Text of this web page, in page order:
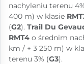
nachyleniu terenu
400 m) w klasie
(G2). Trail Du
RMT4 o średnim
km / + 3 250 m) w
terenu 3% (G3).